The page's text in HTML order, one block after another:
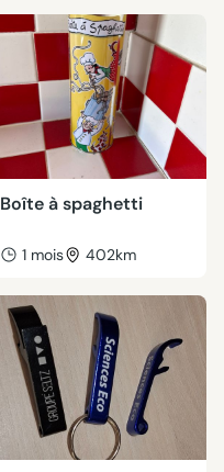
Boîte à spaghetti
1 mois 402km